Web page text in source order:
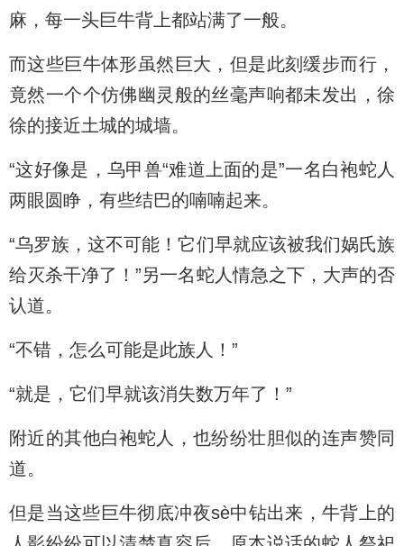
麻，每一头巨牛背上都站满了一般。
而这些巨牛体形虽然巨大，但是此刻缓步而行，
竟然一个个仿佛幽灵般的丝毫声响都未发出，徐
徐的接近土城的城墙。
“这好像是，乌甲兽“难道上面的是”一名白袍蛇人
两眼圆睁，有些结巴的喃喃起来。
“乌罗族，这不可能！它们早就应该被我们娲氏族
给灭杀干净了！”另一名蛇人情急之下，大声的否
认道。
“不错，怎么可能是此族人！”
“就是，它们早就该消失数万年了！”
附近的其他白袍蛇人，也纷纷壮胆似的连声赞同
道。
但是当这些巨牛彻底冲夜sè中钻出来，牛背上的